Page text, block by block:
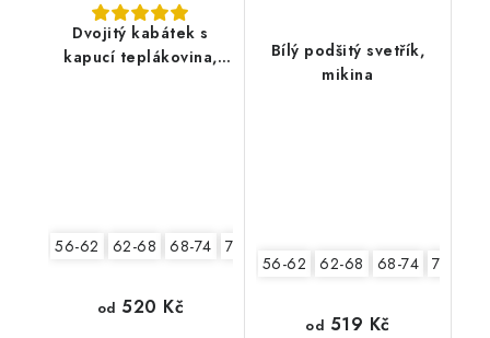
Dvojitý kabátek s
kapucí teplákovina,
56-62 62-68 68-74 74-80
od 520 Kč
Bílý podšitý svetřík,
mikina
56-62 62-68 68-74 74-80
od 519 Kč